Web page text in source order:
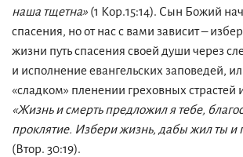
наша тщетна» (1 Кор.15:14). Сын Божий
спасения, но от нас с вами зависит –
жизни путь спасения своей души через
и исполнение евангельских заповедей,
«сладком» пленении греховных страстей
«Жизнь и смерть предложил я тебе,
проклятие. Избери жизнь, дабы жил ты и
(Втор. 30:19).